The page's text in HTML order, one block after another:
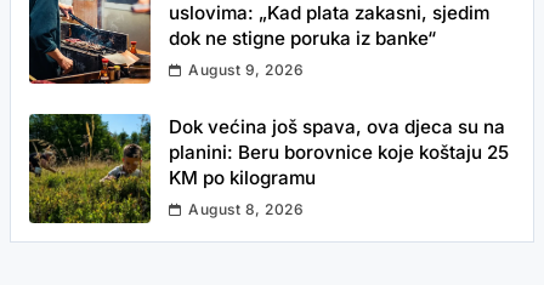
uslovima: „Kad plata zakasni, sjedim
dok ne stigne poruka iz banke“
August 9, 2026
Dok većina još spava, ova djeca su na
planini: Beru borovnice koje koštaju 25
KM po kilogramu
August 8, 2026